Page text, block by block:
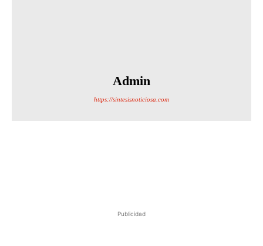
Admin
https://sintesisnoticiosa.com
Publicidad